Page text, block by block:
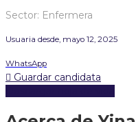
Sector: Enfermera
Usuaria desde, mayo 12, 2025
WhatsApp
Guardar candidata